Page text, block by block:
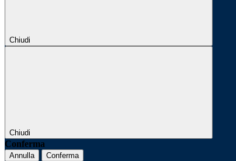
Chiudi
Chiudi
Conferma
Annulla Conferma